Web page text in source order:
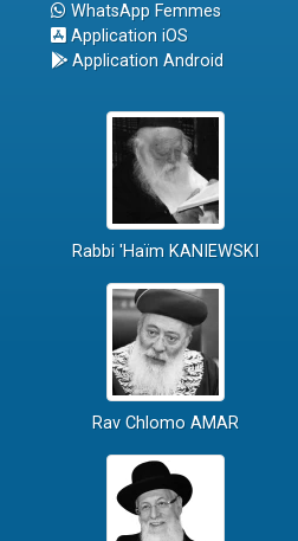
WhatsApp Femmes
Application iOS
Application Android
Rabbi 'Haïm KANIEWSKI
Rav Chlomo AMAR